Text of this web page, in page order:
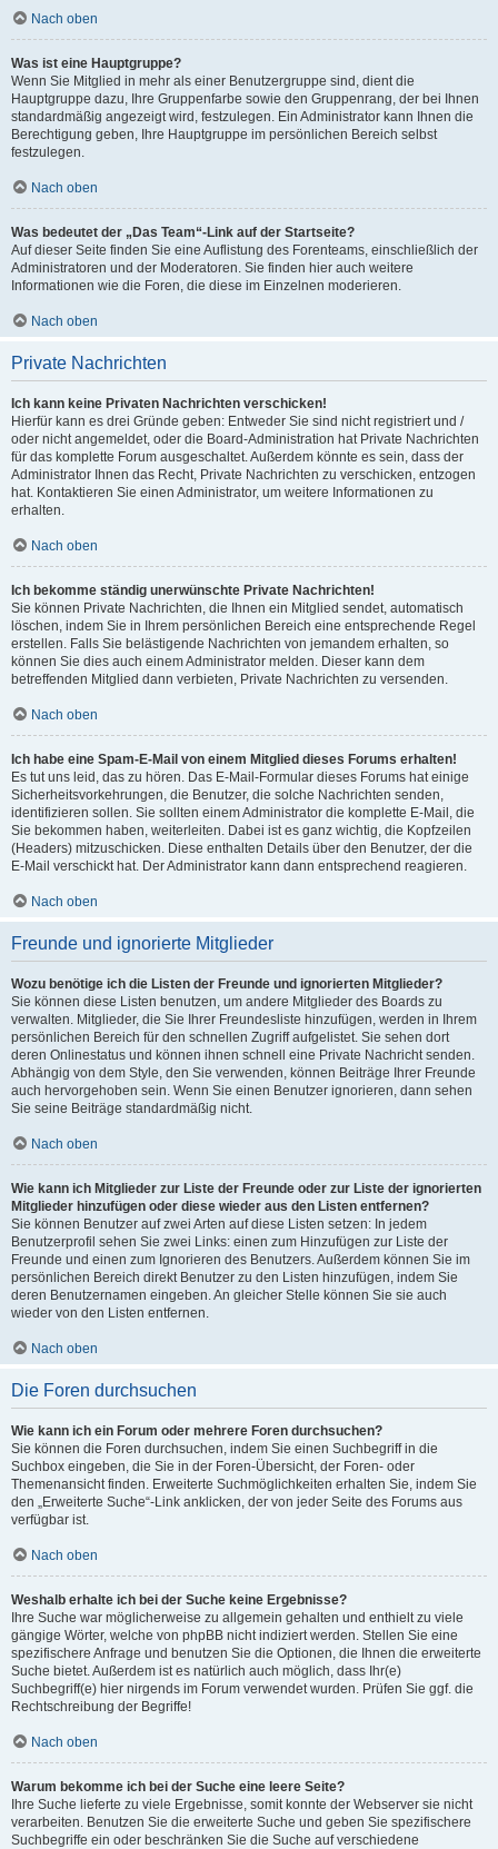
Nach oben
Was ist eine Hauptgruppe?
Wenn Sie Mitglied in mehr als einer Benutzergruppe sind, dient die
Hauptgruppe dazu, Ihre Gruppenfarbe sowie den Gruppenrang, der bei Ihnen
standardmäßig angezeigt wird, festzulegen. Ein Administrator kann Ihnen die
Berechtigung geben, Ihre Hauptgruppe im persönlichen Bereich selbst
festzulegen.
Nach oben
Was bedeutet der „Das Team“-Link auf der Startseite?
Auf dieser Seite finden Sie eine Auflistung des Forenteams, einschließlich der
Administratoren und der Moderatoren. Sie finden hier auch weitere
Informationen wie die Foren, die diese im Einzelnen moderieren.
Nach oben
Private Nachrichten
Ich kann keine Privaten Nachrichten verschicken!
Hierfür kann es drei Gründe geben: Entweder Sie sind nicht registriert und /
oder nicht angemeldet, oder die Board-Administration hat Private Nachrichten
für das komplette Forum ausgeschaltet. Außerdem könnte es sein, dass der
Administrator Ihnen das Recht, Private Nachrichten zu verschicken, entzogen
hat. Kontaktieren Sie einen Administrator, um weitere Informationen zu
erhalten.
Nach oben
Ich bekomme ständig unerwünschte Private Nachrichten!
Sie können Private Nachrichten, die Ihnen ein Mitglied sendet, automatisch
löschen, indem Sie in Ihrem persönlichen Bereich eine entsprechende Regel
erstellen. Falls Sie belästigende Nachrichten von jemandem erhalten, so
können Sie dies auch einem Administrator melden. Dieser kann dem
betreffenden Mitglied dann verbieten, Private Nachrichten zu versenden.
Nach oben
Ich habe eine Spam-E-Mail von einem Mitglied dieses Forums erhalten!
Es tut uns leid, das zu hören. Das E-Mail-Formular dieses Forums hat einige
Sicherheitsvorkehrungen, die Benutzer, die solche Nachrichten senden,
identifizieren sollen. Sie sollten einem Administrator die komplette E-Mail, die
Sie bekommen haben, weiterleiten. Dabei ist es ganz wichtig, die Kopfzeilen
(Headers) mitzuschicken. Diese enthalten Details über den Benutzer, der die
E-Mail verschickt hat. Der Administrator kann dann entsprechend reagieren.
Nach oben
Freunde und ignorierte Mitglieder
Wozu benötige ich die Listen der Freunde und ignorierten Mitglieder?
Sie können diese Listen benutzen, um andere Mitglieder des Boards zu
verwalten. Mitglieder, die Sie Ihrer Freundesliste hinzufügen, werden in Ihrem
persönlichen Bereich für den schnellen Zugriff aufgelistet. Sie sehen dort
deren Onlinestatus und können ihnen schnell eine Private Nachricht senden.
Abhängig von dem Style, den Sie verwenden, können Beiträge Ihrer Freunde
auch hervorgehoben sein. Wenn Sie einen Benutzer ignorieren, dann sehen
Sie seine Beiträge standardmäßig nicht.
Nach oben
Wie kann ich Mitglieder zur Liste der Freunde oder zur Liste der ignorierten
Mitglieder hinzufügen oder diese wieder aus den Listen entfernen?
Sie können Benutzer auf zwei Arten auf diese Listen setzen: In jedem
Benutzerprofil sehen Sie zwei Links: einen zum Hinzufügen zur Liste der
Freunde und einen zum Ignorieren des Benutzers. Außerdem können Sie im
persönlichen Bereich direkt Benutzer zu den Listen hinzufügen, indem Sie
deren Benutzernamen eingeben. An gleicher Stelle können Sie sie auch
wieder von den Listen entfernen.
Nach oben
Die Foren durchsuchen
Wie kann ich ein Forum oder mehrere Foren durchsuchen?
Sie können die Foren durchsuchen, indem Sie einen Suchbegriff in die
Suchbox eingeben, die Sie in der Foren-Übersicht, der Foren- oder
Themenansicht finden. Erweiterte Suchmöglichkeiten erhalten Sie, indem Sie
den „Erweiterte Suche“-Link anklicken, der von jeder Seite des Forums aus
verfügbar ist.
Nach oben
Weshalb erhalte ich bei der Suche keine Ergebnisse?
Ihre Suche war möglicherweise zu allgemein gehalten und enthielt zu viele
gängige Wörter, welche von phpBB nicht indiziert werden. Stellen Sie eine
spezifischere Anfrage und benutzen Sie die Optionen, die Ihnen die erweiterte
Suche bietet. Außerdem ist es natürlich auch möglich, dass Ihr(e)
Suchbegriff(e) hier nirgends im Forum verwendet wurden. Prüfen Sie ggf. die
Rechtschreibung der Begriffe!
Nach oben
Warum bekomme ich bei der Suche eine leere Seite?
Ihre Suche lieferte zu viele Ergebnisse, somit konnte der Webserver sie nicht
verarbeiten. Benutzen Sie die erweiterte Suche und geben Sie spezifischere
Suchbegriffe ein oder beschränken Sie die Suche auf verschiedene